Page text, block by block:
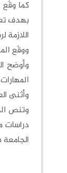
كما وقّع
بهدف
ووقّع
وأوضح
وأثنى
وتنص
دراسات